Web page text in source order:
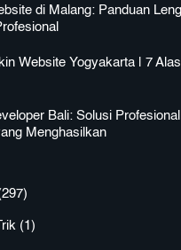
di Malang: Panduan
Website Yogyakarta | 7
Bali: Solusi
Menghasilkan
(1)